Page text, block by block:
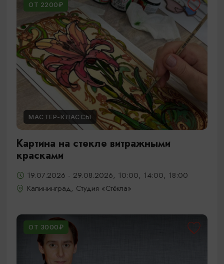
ОТ 2200₽
МАСТЕР-КЛАССЫ
Картина на стекле витражными
красками
19.07.2026 - 29.08.2026, 10:00, 14:00, 18:00
Калининград, Студия «Стёкла»
ОТ 3000₽